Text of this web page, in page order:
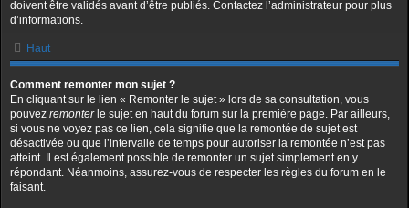
doivent être validés avant d’être publiés. Contactez l’administrateur pour plus
d’informations.
Haut
Comment remonter mon sujet ?
En cliquant sur le lien « Remonter le sujet » lors de sa consultation, vous
pouvez remonterle sujet en haut du forum sur la première page. Par ailleurs,
si vous ne voyez pas ce lien, cela signifie que la remontée de sujet est
désactivée ou que l’intervalle de temps pour autoriser la remontée n’est pas
atteint. Il est également possible de remonter un sujet simplement en y
répondant. Néanmoins, assurez-vous de respecter les règles du forum en le
faisant.